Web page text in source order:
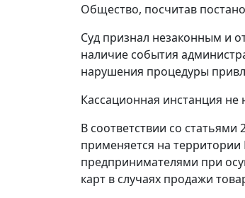
Общество, посчитав
Суд признал незаконным и
наличие события
нарушения процедуры
Кассационная инстанция
В соответствии со статьями
применяется на
предпринимателями при
карт в случаях продажи